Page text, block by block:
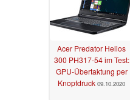
Acer Predator Helios
300 PH317-54 im Test:
GPU-Übertaktung per
Knopfdruck 09.10.2020